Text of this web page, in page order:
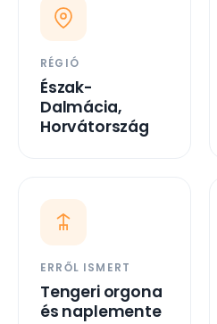
RÉGIÓ
Észak-
Dalmácia,
Horvátország
ERRŐL ISMERT
Tengeri orgona
és naplemente